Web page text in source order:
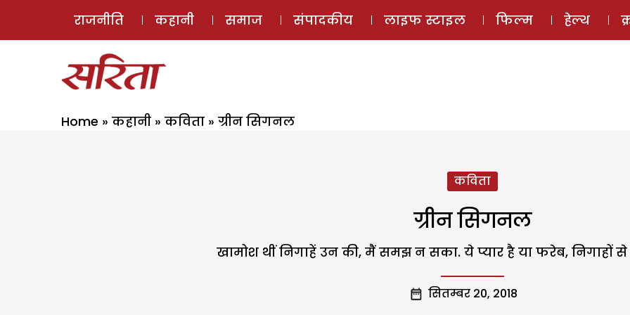
ई-मैगज़ीन
राजनीति कहानी समाज संपादकीय लाइफ स्टाइल फिल्म हेल्थ
Home » कहानी » कविता » ग्रीन सिगनल
कविता
ग्रीन सिगनल
खामोश थीं निगाहें उन की, मैं समझ न सका. ये प्यार है या फरेब, निगाहों से
सितम्बर 20, 2018